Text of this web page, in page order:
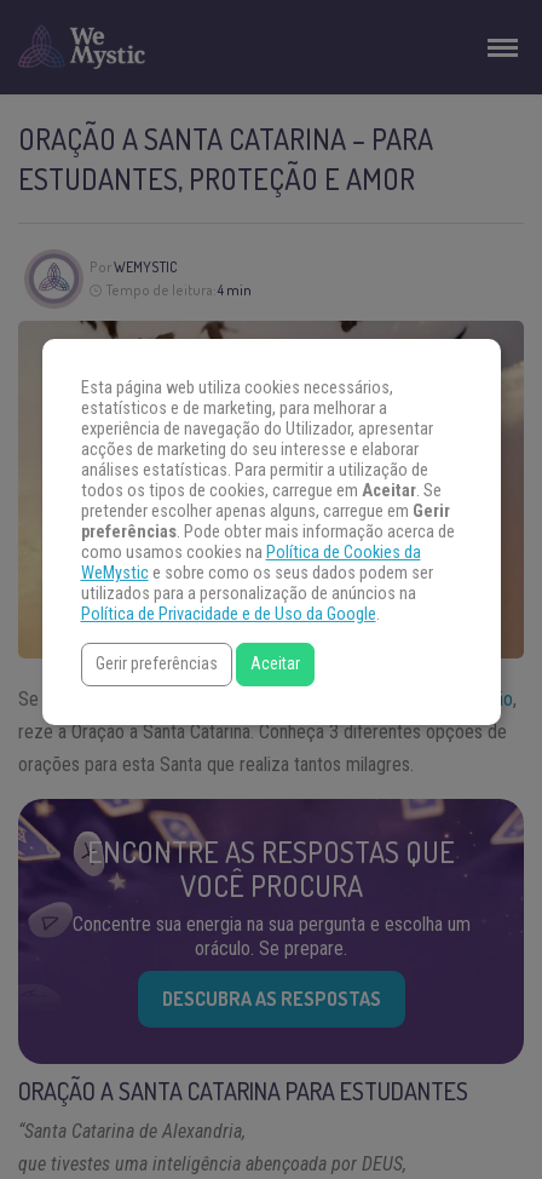
ORAÇÃO A SANTA CATARINA – PARA
ESTUDANTES, PROTEÇÃO E AMOR
PorWEMYSTIC
Tempo de leitura:4 min
Se você é estudante precisa de ajuda, ou busca amor e proteção,
reze a Oração a Santa Catarina. Conheça 3 diferentes opções de
orações para esta Santa que realiza tantos milagres.
ENCONTRE AS RESPOSTAS QUE
VOCÊ PROCURA
Concentre sua energia na sua pergunta e escolha um
oráculo. Se prepare.
DESCUBRA AS RESPOSTAS
ORAÇÃO A SANTA CATARINA PARA ESTUDANTES
“Santa Catarina de Alexandria,
que tivestes uma inteligência abençoada por DEUS,
Esta página web utiliza cookies necessários,
estatísticos e de marketing, para melhorar a
experiência de navegação do Utilizador, apresentar
acções de marketing do seu interesse e elaborar
análises estatísticas. Para permitir a utilização de
todos os tipos de cookies, carregue em Aceitar. Se
pretender escolher apenas alguns, carregue em Gerir
preferências. Pode obter mais informação acerca de
como usamos cookies na Política de Cookies da
WeMystice sobre como os seus dados podem ser
utilizados para a personalização de anúncios na
Política de Privacidade e de Uso da Google.
Gerir preferências Aceitar